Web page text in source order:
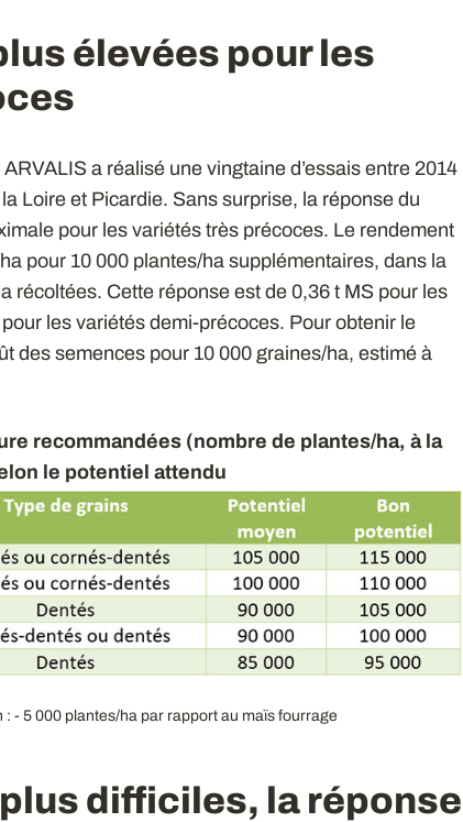
élevées pour les
a réalisé une vingtaine d’essais entre 2014
Loire et Picardie. Sans surprise, la réponse du
pour les variétés très précoces. Le rendement
pour 10 000 plantes/ha supplémentaires, dans la
récoltées. Cette réponse est de 0,36 t MS pour les
les variétés demi-précoces. Pour obtenir le
des semences pour 10 000 graines/ha, estimé à
recommandées (nombre de plantes/ha, à la
le potentiel attendu
- 5 000 plantes/ha par rapport au maïs fourrage
difficiles, la réponse